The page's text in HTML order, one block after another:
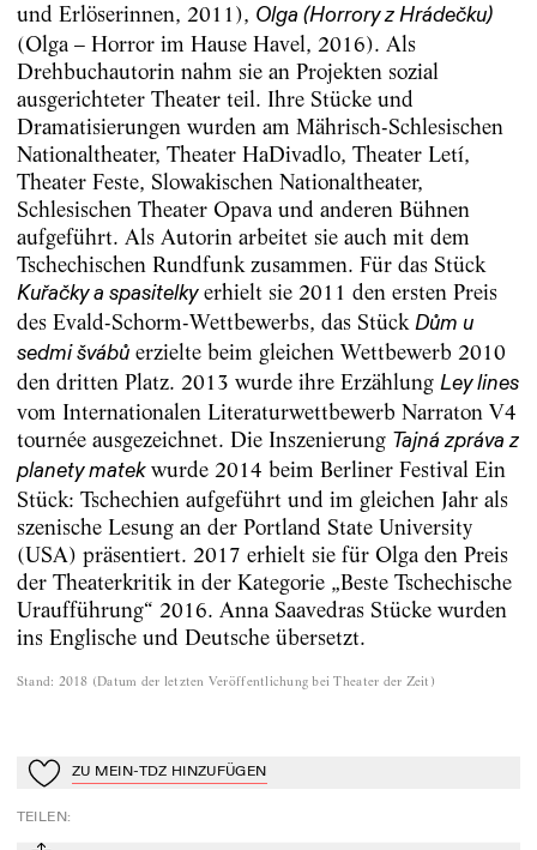
und Erlöserinnen, 2011), Olga (Horrory z Hrádečku)
(Olga – Horror im Hause Havel, 2016). Als
Drehbuchautorin nahm sie an Projekten sozial
ausgerichteter Theater teil. Ihre Stücke und
Dramatisierungen wurden am Mährisch-Schlesischen
Nationaltheater, Theater HaDivadlo, Theater Letí,
Theater Feste, Slowakischen Nationaltheater,
Schlesischen Theater Opava und anderen Bühnen
aufgeführt. Als Autorin arbeitet sie auch mit dem
Tschechischen Rundfunk zusammen. Für das Stück
Kuřačky a spasitelkyerhielt sie 2011 den ersten Preis
des Evald-Schorm-Wettbewerbs, das Stück Dům u
sedmi švábůerzielte beim gleichen Wettbewerb 2010
den dritten Platz. 2013 wurde ihre Erzählung Ley lines
vom Internationalen Literaturwettbewerb Narraton V4
tournée ausgezeichnet. Die Inszenierung Tajná zpráva z
planety matekwurde 2014 beim Berliner Festival Ein
Stück: Tschechien aufgeführt und im gleichen Jahr als
szenische Lesung an der Portland State University
(USA) präsentiert. 2017 erhielt sie für Olga den Preis
der Theaterkritik in der Kategorie „Beste Tschechische
Uraufführung“ 2016. Anna Saavedras Stücke wurden
ins Englische und Deutsche übersetzt.
Stand: 2018 (Datum der letzten Veröffentlichung bei Theater der Zeit )
Zu Mein-TdZ hinzufügen
ZU MEIN-TDZ HINZUFÜGEN
TEILEN: